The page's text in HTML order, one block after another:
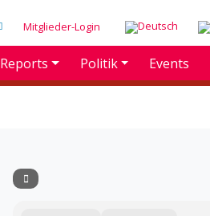
Mitglieder-Login
Reports Politik Events